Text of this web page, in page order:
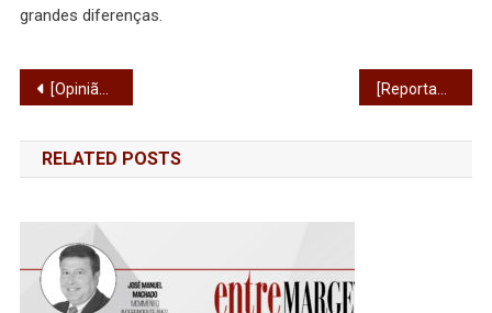
grandes diferenças.
Navegação
de
artigos
[Opinião] A evolução dos Municípios e os serviços [Reportagem] Retratos de quem vai e de quem vem: Vinícius Fonseca
RELATED POSTS